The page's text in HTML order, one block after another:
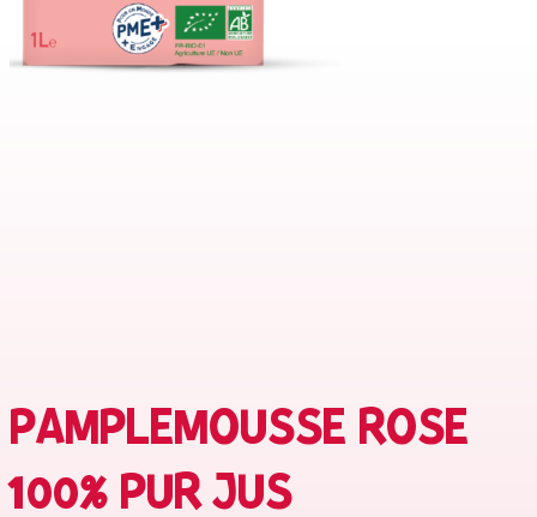
PAMPLEMOUSSE ROSE
100% PUR JUS